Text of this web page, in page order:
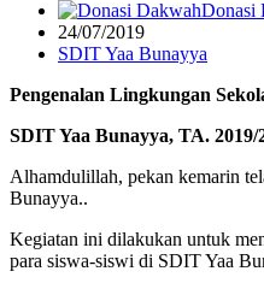
Donasi
24/07/2019
SDIT Yaa Bunayya
Pengenalan Lingkungan
SDIT Yaa Bunayya, TA. 2019/
Alhamdulillah, pekan kemarin
Bunayya..
Kegiatan ini dilakukan untuk
para siswa-siswi di SDIT Yaa